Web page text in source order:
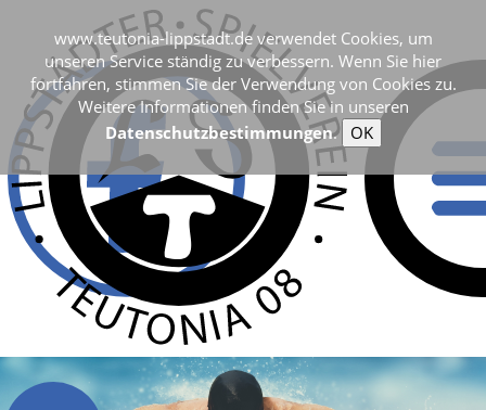
www.teutonia-lippstadt.de verwendet Cookies, um
unseren Service ständig zu verbessern. Wenn Sie hier
fortfahren, stimmen Sie der Verwendung von Cookies zu.
Weitere Informationen finden Sie in unseren
Datenschutzbestimmungen. OK